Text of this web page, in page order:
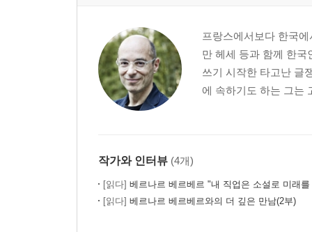
돌고래
두려움
두려움의 원천
동쪽을 향하여
파킨슨 법칙
최소 공배수
프랑스에서보다 한국
만 헤세 등과 함께 한
쓰기 시작한 타고난 글
에 속하기도 하는 그는
작가와 인터뷰 (4개)
[읽다] 베르나르 베르베르 "내 직업은 소설로 미래
[읽다] 베르나르 베르베르와의 더 깊은 만남(2부)